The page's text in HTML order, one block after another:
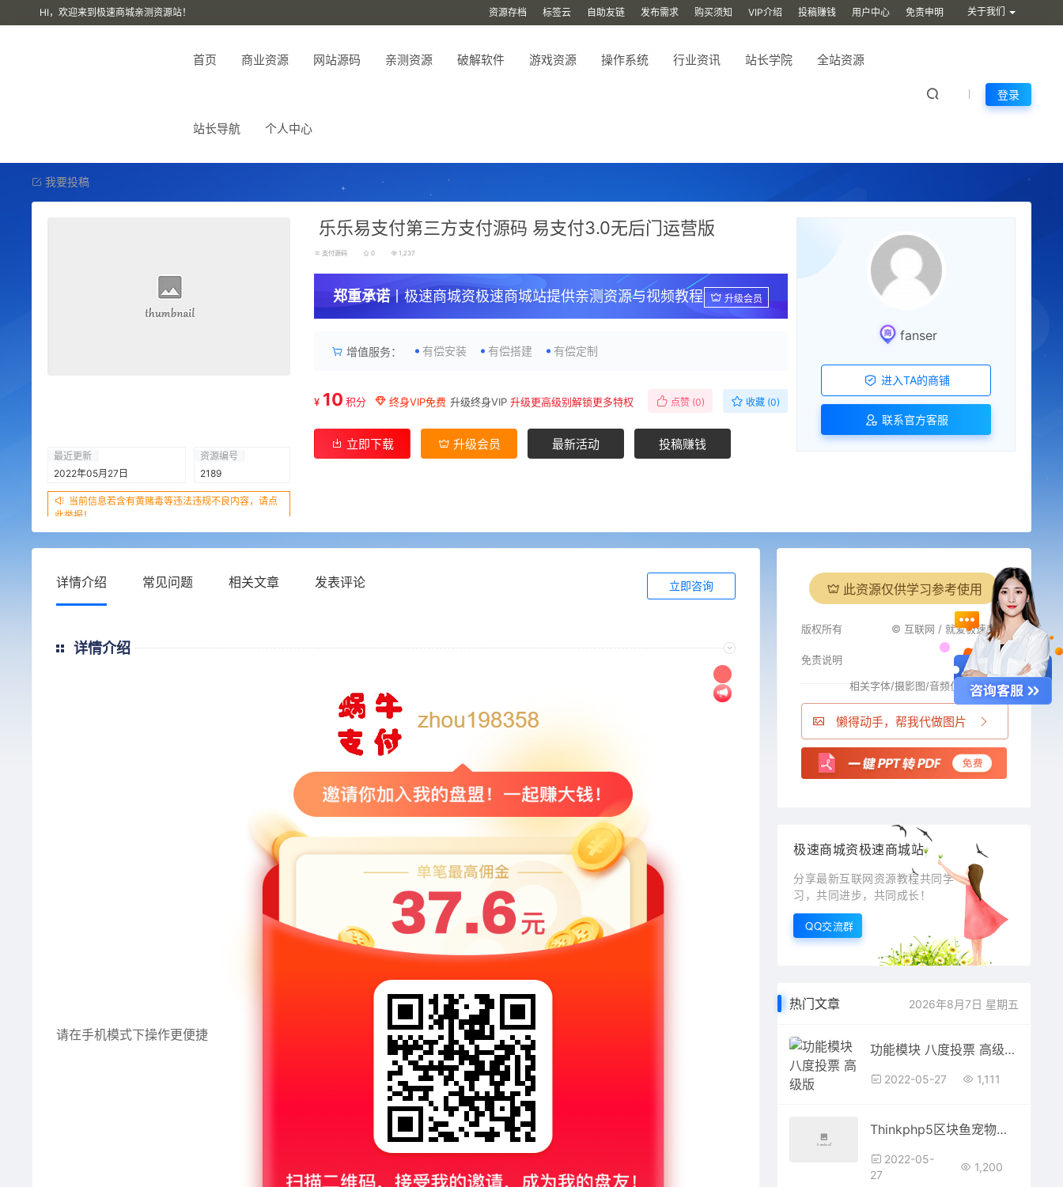
HI，欢迎来到极速商城亲测资源站！ 资源存档 标签云 自助友链 发布需求 购买须知 VIP介绍 投稿赚钱 用户中心 免责申明 关于我们
首页 商业资源 网站源码 亲测资源 破解软件 游戏资源 操作系统 行业资讯 站长学院 全站资源
站长导航 个人中心
登录
我要投稿
最近更新
2022年05月27日
资源编号
2189
当前信息若含有黄赌毒等违法违规不良内容，请点
此举报！
乐乐易支付第三方支付源码 易支付3.0无后门运营版
支付源码 0 1,237
郑重承诺丨极速商城资极速商城站提供亲测资源与视频教程 升级会员
增值服务： 有偿安装 有偿搭建 有偿定制
¥ 10 积分 终身VIP免费 升级终身VIP 升级更高级别解锁更多特权 点赞 (0) 收藏 (0)
立即下载 升级会员 最新活动 投稿赚钱
fanser
进入TA的商铺
联系官方客服
详情介绍 常见问题 相关文章 发表评论 立即咨询
详情介绍
请在手机模式下操作更便捷
此资源仅供学习参考使用
版权所有 © 互联网 / 就爱极速商城
免责说明
相关字体/摄影图/音频仅供参考 i
懒得动手，帮我代做图片
极速商城资极速商城站
分享最新互联网资源教程共同学
习，共同进步，共同成长！
QQ交流群
热门文章 2026年8月7日 星期五
功能模块 八度投票 高级版 2.2.22_源码下载
2022-05-27 1,111
Thinkphp5区块鱼宠物养殖系统区块链源码+视频搭建教程
2022-05-
27
1,200